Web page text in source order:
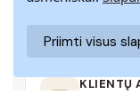
SSL
saugumo
KLIENTŲ
Priimti visus